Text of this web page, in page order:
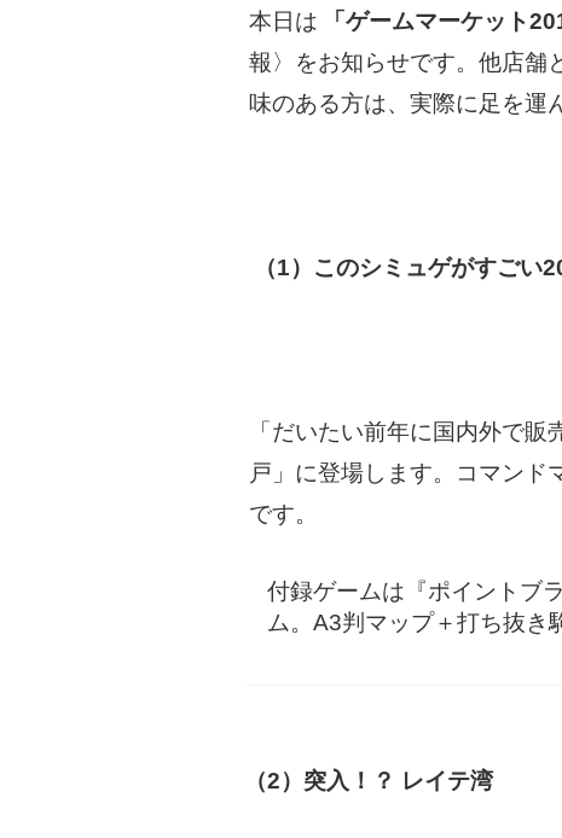
本日は 「ゲームマーケット
報〉をお知らせです。他店舗
味のある方は、実際に足を運
（1）このシミュゲがすごい
「だいたい前年に国内外で
戸」に登場します。コマン
です。
付録ゲームは『ポイントブ
ム。A3判マップ＋打ち抜き
（2）突入！？ レイテ湾